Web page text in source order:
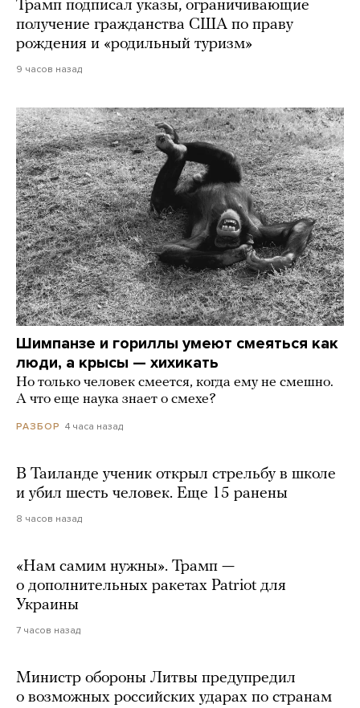
Трамп подписал указы, ограничивающие
получение гражданства США по праву
рождения и «родильный туризм»
9 часов назад
Шимпанзе и гориллы умеют смеяться как
люди, а крысы — хихикать
Но только человек смеется, когда ему не смешно.
А что еще наука знает о смехе?
РАЗБОР 4 часа назад
В Таиланде ученик открыл стрельбу в школе
и убил шесть человек. Еще 15 ранены
8 часов назад
«Нам самим нужны». Трамп —
о дополнительных ракетах Patriot для
Украины
7 часов назад
Министр обороны Литвы предупредил
о возможных российских ударах по странам